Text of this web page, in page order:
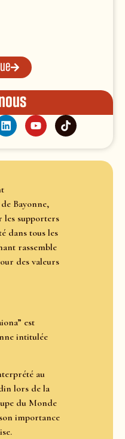
Bayonne,
les supporters
dans tous les
rassemble
des valeurs
est
intitulée
au
lors de la
du Monde
importance